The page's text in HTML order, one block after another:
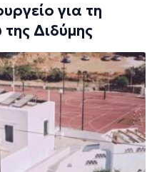
για τη
Διδύμης